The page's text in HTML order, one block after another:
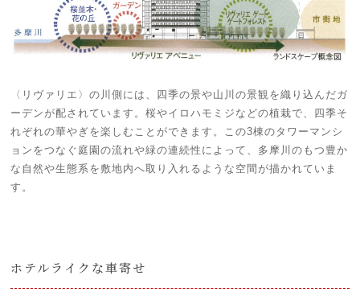
〈リヴァリエ〉の川側には、四季の景や山川の景観を織り込んだガ
ーデンが配されています。桜やイロハモミジなどの植栽で、四季そ
れぞれの華やぎを楽しむことができます。この3棟のタワーマンシ
ョンをつなぐ庭園の流れや緑の連続性によって、多摩川のもつ豊か
な自然や生態系を敷地内へ取り入れるような空間が描かれていま
す。
ホテルライクな車寄せ